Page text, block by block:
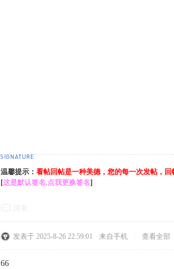
温馨提示： 看帖回帖是一种美德，您的每一次发帖，回
[这是默认签名,点我更换签名]
发表于 2025-8-26 22:59:01 来自手机 查看全部
66